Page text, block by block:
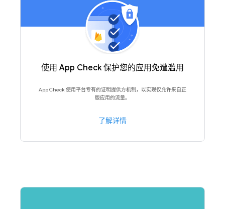
使用 App Check 保护您的应用免遭滥用
App Check 使用平台专有的证明提供方机制，以实现仅允许来自正
版应用的流量。
了解详情